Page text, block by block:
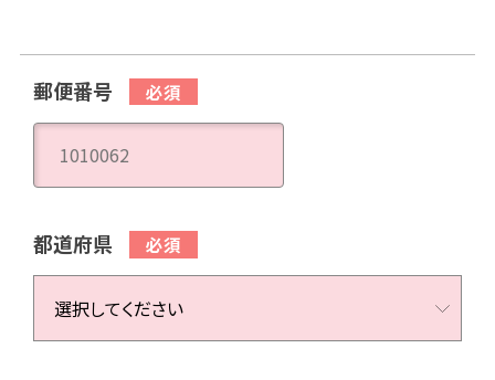
郵便番号
都道府県